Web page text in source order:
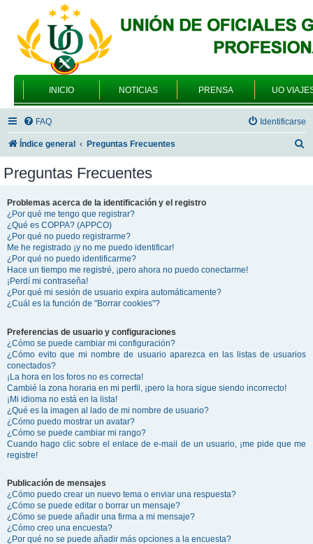
INICIO NOTICIAS PRENSA UO
FAQ Identificarse
Índice general Preguntas Frecuentes
Preguntas Frecuentes
Problemas acerca de la identificación y el registro
¿Por qué me tengo que registrar?
¿Qué es COPPA? (APPCO)
¿Por qué no puedo registrarme?
Me he registrado ¡y no me puedo identificar!
¿Por qué no puedo identificarme?
Hace un tiempo me registré, ¡pero ahora no puedo conectarme!
¡Perdí mi contraseña!
¿Por qué mi sesión de usuario expira automáticamente?
¿Cuál es la función de "Borrar cookies"?
Preferencias de usuario y configuraciones
¿Cómo se puede cambiar mi configuración?
¿Cómo evito que mi nombre de usuario aparezca en las listas de usuarios
conectados?
¡La hora en los foros no es correcta!
Cambié la zona horaria en mi perfil, ¡pero la hora sigue siendo incorrecto!
¡Mi idioma no está en la lista!
¿Qué es la imagen al lado de mi nombre de usuario?
¿Cómo puedo mostrar un avatar?
¿Cómo se puede cambiar mi rango?
Cuando hago clic sobre el enlace de e-mail de un usuario, ¡me pide que me
registre!
Publicación de mensajes
¿Cómo puedo crear un nuevo tema o enviar una respuesta?
¿Cómo se puede editar o borrar un mensaje?
¿Cómo se puede añadir una firma a mi mensaje?
¿Cómo creo una encuesta?
¿Por qué no se puede añadir más opciones a la encuesta?